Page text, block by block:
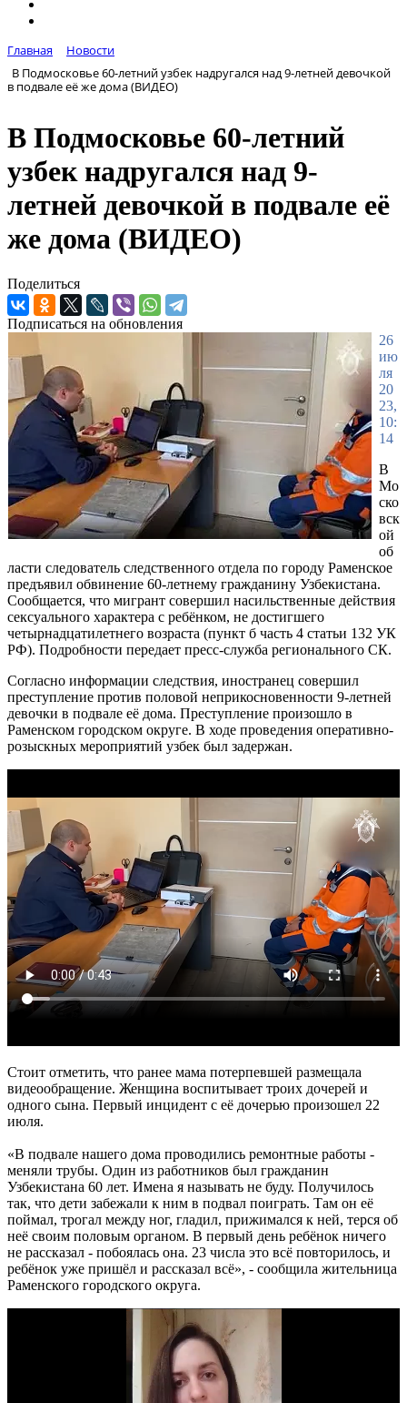
Главная
Новости
В Подмосковье 60-летний узбек надругался над 9-летней девочкой
в подвале её же дома (ВИДЕО)
В Подмосковье 60-летний
узбек надругался над 9-
летней девочкой в подвале её
же дома (ВИДЕО)
Поделиться
Подписаться на обновления
26
ию
ля
20
23,
10:
14
В
Мо
ско
вск
ой
об
ласти следователь следственного отдела по городу Раменское
предъявил обвинение 60-летнему гражданину Узбекистана.
Сообщается, что мигрант совершил насильственные действия
сексуального характера с ребёнком, не достигшего
четырнадцатилетнего возраста (пункт б часть 4 статьи 132 УК
РФ). Подробности передает пресс-служба регионального СК.
Согласно информации следствия, иностранец совершил
преступление против половой неприкосновенности 9-летней
девочки в подвале её дома. Преступление произошло в
Раменском городском округе. В ходе проведения оперативно-
розыскных мероприятий узбек был задержан.
Стоит отметить, что ранее мама потерпевшей размещала
видеообращение. Женщина воспитывает троих дочерей и
одного сына. Первый инцидент с её дочерью произошел 22
июля.
«В подвале нашего дома проводились ремонтные работы -
меняли трубы. Один из работников был гражданин
Узбекистана 60 лет. Имена я называть не буду. Получилось
так, что дети забежали к ним в подвал поиграть. Там он её
поймал, трогал между ног, гладил, прижимался к ней, терся об
неё своим половым органом. В первый день ребёнок ничего
не рассказал - побоялась она. 23 числа это всё повторилось, и
ребёнок уже пришёл и рассказал всё», - сообщила жительница
Раменского городского округа.